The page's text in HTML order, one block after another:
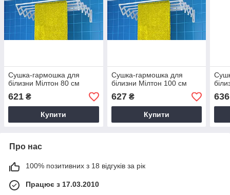
Сушка-гармошка для
білизни Мілтон 80 см
621 ₴
Купити
Сушка-гармошка для
білизни Мілтон 100 см
627₴
Купити
636
Про нас
100% позитивних з 18 відгуків за рік
Працює з 17.03.2010